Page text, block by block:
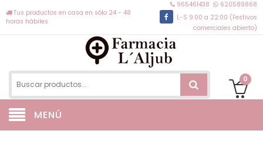
Tus productos en casa en sólo 24 - 48
horas hábiles
965461438
620589868
L-S 9:00 a 22:00 (Festivos
comerciales abierto)
0
MENÚ